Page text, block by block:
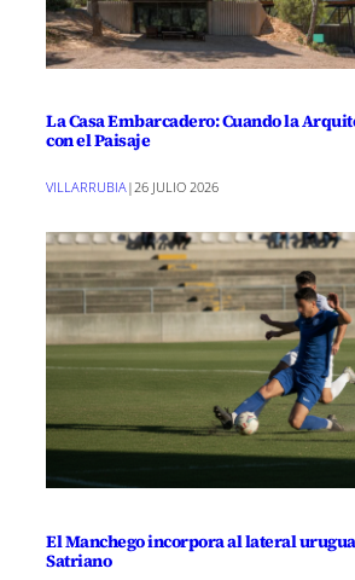
La Casa Embarcadero: Cuando la
con el Paisaje
VILLARRUBIA|26 JULIO 2026
El Manchego incorpora al lateral
Satriano